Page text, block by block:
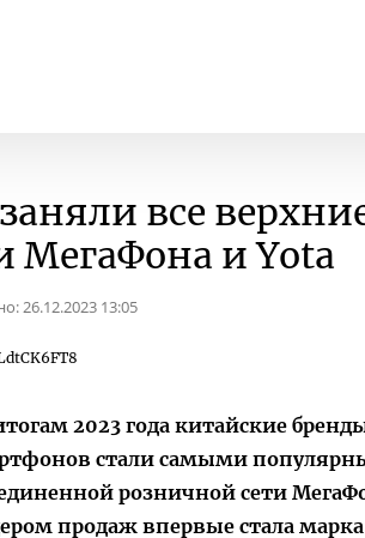
все
МегаФона и Yota
26.12.2023 13:05
2023 года китайские
стали самыми
розничной сети
продаж впервые стала марка